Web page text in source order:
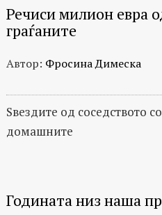
Речиси милион евра
граѓаните
Автор: Фросина Димеска
Ѕвездите од соседството
домашните
Годината низ наша